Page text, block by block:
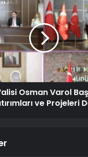
Osman Varol
ve Projeleri